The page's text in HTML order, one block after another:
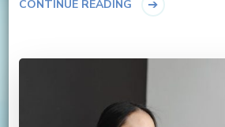
CONTINUE READING